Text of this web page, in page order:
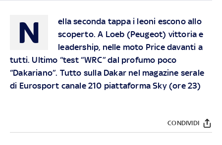
N
ella seconda tappa i leoni escono allo
scoperto. A Loeb (Peugeot) vittoria e
leadership, nelle moto Price davanti a
tutti. Ultimo “test “WRC” dal profumo poco
“Dakariano”. Tutto sulla Dakar nel magazine serale
di Eurosport canale 210 piattaforma Sky (ore 23)
CONDIVIDI